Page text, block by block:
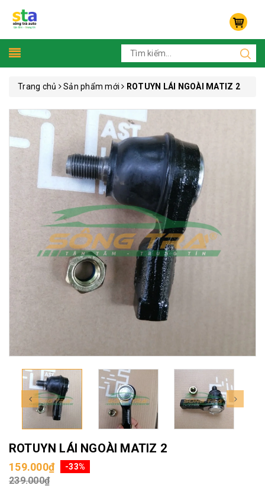
Trang chủ Sản phẩm mới ROTUYN LÁI NGOÀI MATIZ 2
ROTUYN LÁI NGOÀI MATIZ 2
159.000₫ -33%
239.000₫